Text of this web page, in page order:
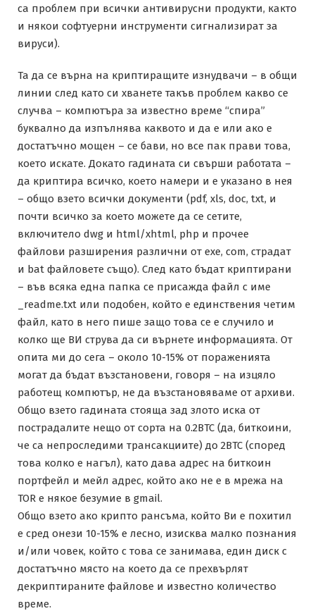
са проблем при всички антивирусни продукти, както
и някои софтуерни инструменти сигнализират за
вируси).
Та да се върна на криптиращите изнудвачи – в общи
линии след като си хванете такъв проблем какво се
случва – компютъра за известно време “спира”
буквално да изпълнява каквото и да е или ако е
достатъчно мощен – се бави, но все пак прави това,
което искате. Докато гадината си свърши работата –
да криптира всичко, което намери и е указано в нея
– общо взето всички документи (pdf, xls, doc, txt, и
почти всичко за което можете да се сетите,
включитело dwg и html/xhtml, php и прочее
файлови разширения различни от exe, com, страдат
и bat файловете също). След като бъдат криптирани
– във всяка една папка се присажда файл с име
_readme.txt или подобен, който е единствения четим
файл, като в него пише защо това се е случило и
колко ще ВИ струва да си върнете информацията. От
опита ми до сега – около 10-15% от пораженията
могат да бъдат възстановени, говоря – на изцяло
работещ компютър, не да възстановяваме от архиви.
Общо взето гадината стояща зад злото иска от
пострадалите нещо от сорта на 0.2BTC (да, биткоини,
че са непроследими трансакциите) до 2BTC (според
това колко е нагъл), като дава адрес на биткоин
портфейл и мейл адрес, който ако не е в мрежа на
TOR е някое безумие в gmail.
Общо взето ако крипто рансъма, който Ви е похитил
е сред онези 10-15% е лесно, изисква малко познания
и/или човек, който с това се занимава, един диск с
достатъчно място на което да се прехвърлят
декриптираните файлове и известно количество
време.